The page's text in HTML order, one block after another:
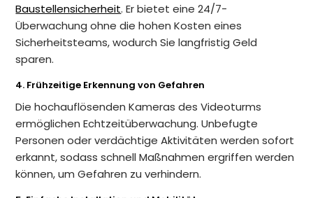
Baustellensicherheit. Er bietet eine 24/7-
Überwachung ohne die hohen Kosten eines
Sicherheitsteams, wodurch Sie langfristig Geld
sparen.
4. Frühzeitige Erkennung von Gefahren
Die hochauflösenden Kameras des Videoturms
ermöglichen Echtzeitüberwachung. Unbefugte
Personen oder verdächtige Aktivitäten werden sofort
erkannt, sodass schnell Maßnahmen ergriffen werden
können, um Gefahren zu verhindern.